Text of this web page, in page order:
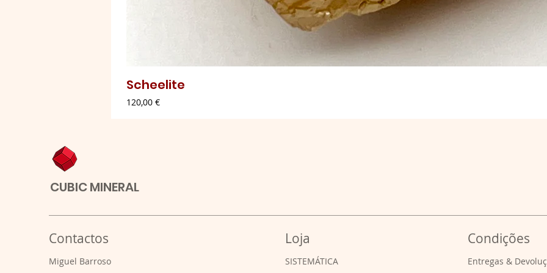
Scheelite
Preço
120,00 €
CUBIC MINERAL
Contactos
​Miguel Barroso
Loja
SISTEMÁTICA
Condições
Entregas &